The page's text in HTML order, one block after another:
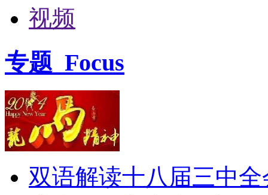
视频
专题 Focus
双语解读十八届三中全